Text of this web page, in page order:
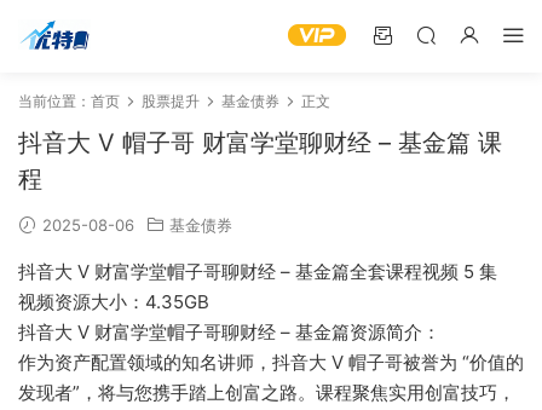
当前位置： 首页 股票提升 基金债券 正文
抖音大 V 帽子哥 财富学堂聊财经 – 基金篇 课
程
2025-08-06 基金债券
抖音大 V 财富学堂帽子哥聊财经 – 基金篇全套课程视频 5 集
视频资源大小：4.35GB
抖音大 V 财富学堂帽子哥聊财经 – 基金篇资源简介：
作为资产配置领域的知名讲师，抖音大 V 帽子哥被誉为 “价值的
发现者”，将与您携手踏上创富之路。课程聚焦实用创富技巧，